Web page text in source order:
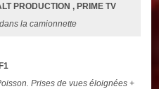
PRODUCTION , PRIME TV
la camionnette
Prises de vues éloignées +